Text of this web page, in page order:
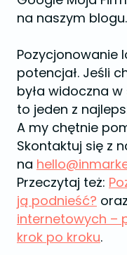
na naszym blogu.
Pozycjonowanie
potencjał. Jeśli
była widoczna w
to jeden z
A my chętnie
Skontaktuj się z
na
Przeczytaj też:
ją podnieść? oraz
internetowych –
krok po kroku.